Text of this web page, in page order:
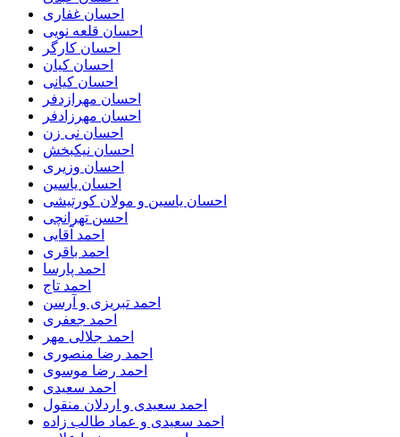
احسان غفاری
احسان قلعه نویی
احسان کارگر
احسان کیان
احسان کیانی
احسان مهرازدفر
احسان مهرزادفر
احسان نی زن
احسان نیکبخش
احسان وزیری
احسان یاسین
احسان یاسین و مولان کورتیشی
احسن تهرانچی
احمد آقایی
احمد باقری
احمد پارسا
احمد تاج
احمد تبریزی و آرسن
احمد جعفری
احمد جلالی مهر
احمد رضا منصوری
احمد رضا موسوی
احمد سعیدی
احمد سعیدی و اردلان منقول
احمد سعیدی و عماد طالب زاده